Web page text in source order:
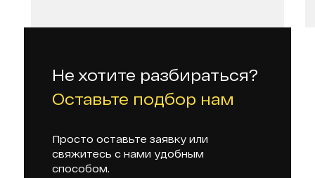
Не хотите разбираться?
Оставьте подбор нам
Просто оставьте заявку или
свяжитесь с нами удобным
способом.